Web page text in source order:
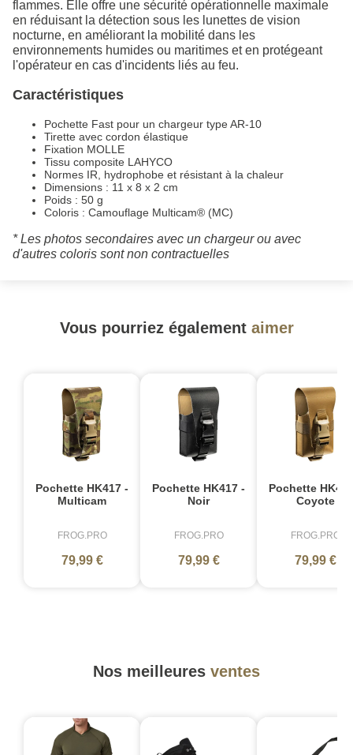
flammes. Elle offre une sécurité opérationnelle maximale
en réduisant la détection sous les lunettes de vision
nocturne, en améliorant la mobilité dans les
environnements humides ou maritimes et en protégeant
l'opérateur en cas d'incidents liés au feu.
Caractéristiques
Pochette Fast pour un chargeur type AR-10
Tirette avec cordon élastique
Fixation MOLLE
Tissu composite LAHYCO
Normes IR, hydrophobe et résistant à la chaleur
Dimensions : 11 x 8 x 2 cm
Poids : 50 g
Coloris : Camouflage Multicam® (MC)
* Les photos secondaires avec un chargeur ou avec
d'autres coloris sont non contractuelles
Vous pourriez également aimer
Pochette HK417 -
Multicam
FROG.PRO
79,99 €
Pochette HK417 -
Noir
FROG.PRO
79,99 €
Pochette
Coyote
FROG.PRO
79,99 €
Nos meilleures ventes